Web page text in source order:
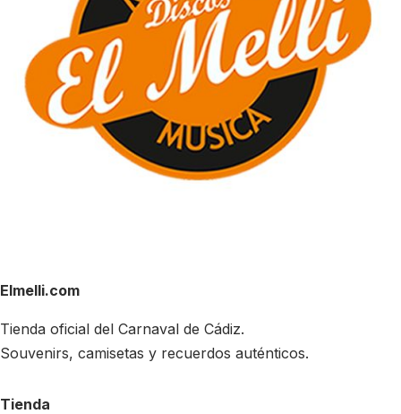
Elmelli.com
Tienda oficial del Carnaval de Cádiz.
Souvenirs, camisetas y recuerdos auténticos.
Tienda